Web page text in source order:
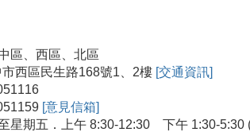
區、西區、北區
西區民生路168號1、2樓 [交通資訊]
[意見信箱]
星期五．上午 8:30-12:30 下午 1:30-5:30